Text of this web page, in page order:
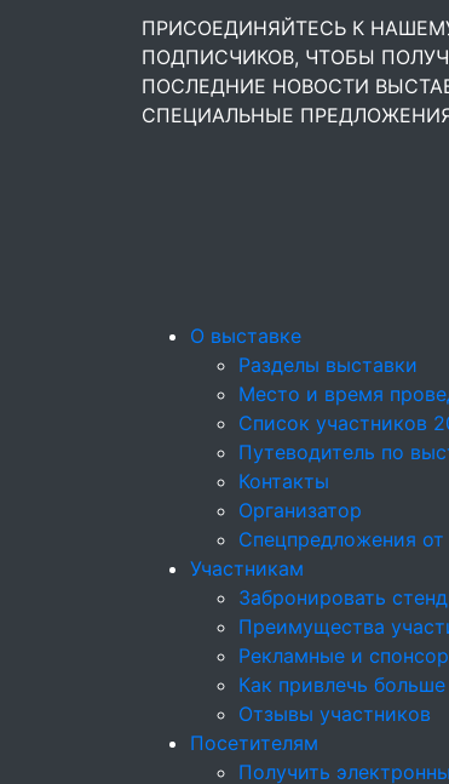
ПРИСОЕДИНЯЙТЕСЬ К
ПОДПИСЧИКОВ, ЧТОБЫ
ПОСЛЕДНИЕ НОВОСТИ
СПЕЦИАЛЬНЫЕ
О выставке
Разделы выставки
Место и время
Список участников
Путеводитель по
Контакты
Организатор
Спецпредложения от
Участникам
Забронировать стенд
Преимущества
Рекламные и
Как привлечь
Отзывы участников
Посетителям
Получить